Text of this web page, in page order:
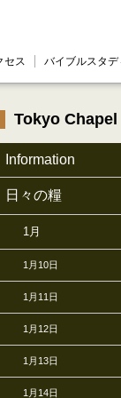
セス バイブルスタデ
Tokyo Chapel
Information
日々の糧
1月
1月10日
1月11日
1月12日
1月13日
1月14日